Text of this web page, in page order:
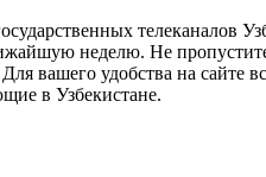
телеканалов
неделю. Не
вашего удобства на сайте
в Узбекистане.